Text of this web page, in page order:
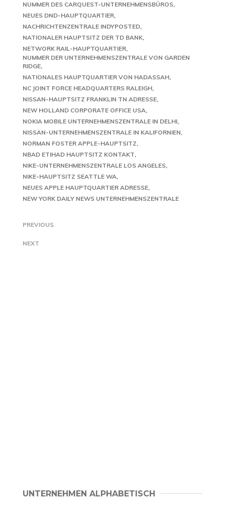
NUMMER DES CARQUEST-UNTERNEHMENSBÜROS
NEUES DND-HAUPTQUARTIER
NACHRICHTENZENTRALE INDYPOSTED
NATIONALER HAUPTSITZ DER TD BANK
NETWORK RAIL-HAUPTQUARTIER
NUMMER DER UNTERNEHMENSZENTRALE VON GARDEN
RIDGE
NATIONALES HAUPTQUARTIER VON HADASSAH
NC JOINT FORCE HEADQUARTERS RALEIGH
NISSAN-HAUPTSITZ FRANKLIN TN ADRESSE
NEW HOLLAND CORPORATE OFFICE USA
NOKIA MOBILE UNTERNEHMENSZENTRALE IN DELHI
NISSAN-UNTERNEHMENSZENTRALE IN KALIFORNIEN
NORMAN FOSTER APPLE-HAUPTSITZ
NBAD ETIHAD HAUPTSITZ KONTAKT
NIKE-UNTERNEHMENSZENTRALE LOS ANGELES
NIKE-HAUPTSITZ SEATTLE WA
NEUES APPLE HAUPTQUARTIER ADRESSE
NEW YORK DAILY NEWS UNTERNEHMENSZENTRALE
PREVIOUS
NEXT
UNTERNEHMEN ALPHABETISCH